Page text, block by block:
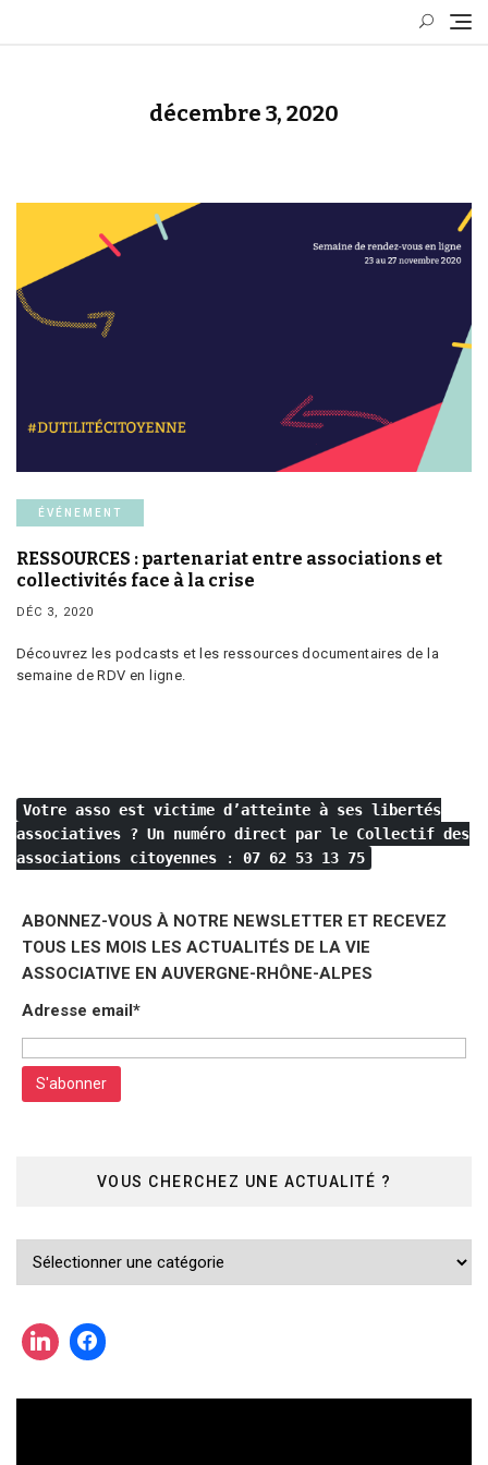
décembre 3, 2020
ÉVÉNEMENT
RESSOURCES : partenariat entre associations et
collectivités face à la crise
DÉC 3, 2020
Découvrez les podcasts et les ressources documentaires de la
semaine de RDV en ligne.
Votre asso est victime d’atteinte à ses libertés
associatives ? Un numéro direct par le Collectif des
associations citoyennes : 07 62 53 13 75
ABONNEZ-VOUS À NOTRE NEWSLETTER ET RECEVEZ
TOUS LES MOIS LES ACTUALITÉS DE LA VIE
ASSOCIATIVE EN AUVERGNE-RHÔNE-ALPES
Adresse email*
VOUS CHERCHEZ UNE ACTUALITÉ ?
Vous
actualité
?